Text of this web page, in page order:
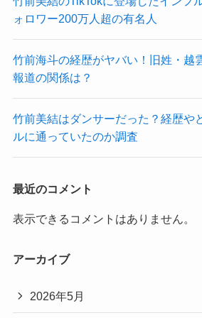
ォロワー200万人超の有名人
竹前海斗の経歴がヤバい！旧姓・越
報道の関係は？
竹前美結はダンサーだった？経歴や
ルに通っていたのか調査
最近のコメント
表示できるコメントはありません。
アーカイブ
2026年5月